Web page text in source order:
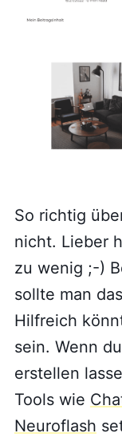
So richtig
nicht. Lieber
zu wenig ;-)
sollte man
Hilfreich
sein. Wenn
erstellen
Tools wie
Neuroflash